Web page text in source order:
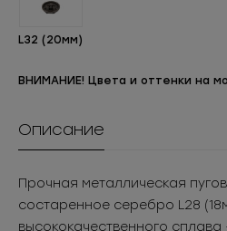
L32 (20мм)
ВНИМАНИЕ! Цвета и оттенки на
Описание
Прочная металлическая
состаренное серебро L28
высококачественного